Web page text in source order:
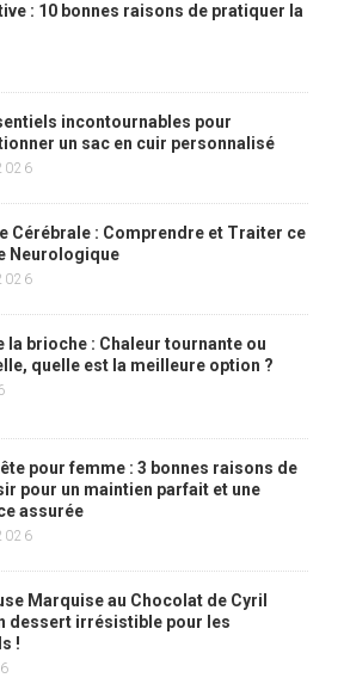
: 10 bonnes raisons de pratiquer la
incontournables pour
un sac en cuir personnalisé
Cérébrale : Comprendre et Traiter ce
Neurologique
la brioche : Chaleur tournante ou
quelle est la meilleure option ?
pour femme : 3 bonnes raisons de
pour un maintien parfait et une
assurée
Marquise au Chocolat de Cyril
dessert irrésistible pour les
!